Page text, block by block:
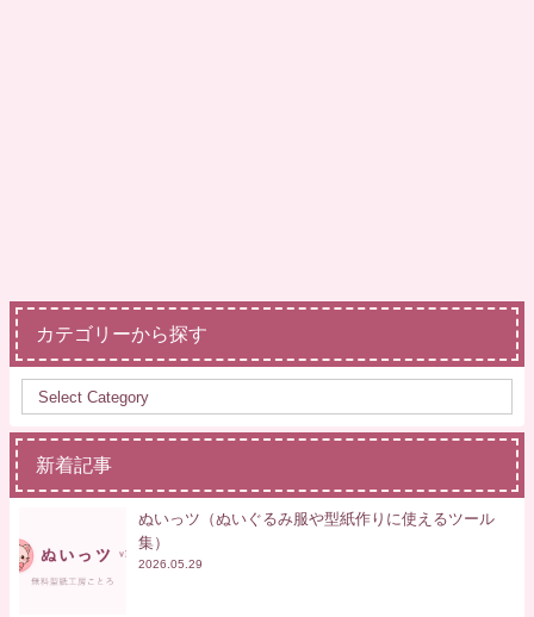
カテゴリーから探す
新着記事
ぬいっツ（ぬいぐるみ服や型紙作りに使えるツール
集）
2026.05.29